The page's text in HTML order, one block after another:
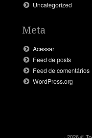
Uncategorized
Meta
Acessar
Feed de posts
Feed de comentários
WordPress.org
· 2026 ©